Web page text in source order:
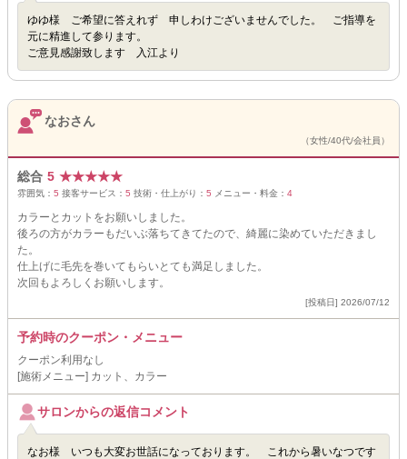
ゆゆ様 ご希望に答えれず 申しわけございませんでした。 ご指導を
元に精進して参ります。
ご意見感謝致します 入江より
なおさん
（女性/40代/会社員）
総合 5 ★★★★★
雰囲気： 5 接客サービス： 5 技術・仕上がり： 5 メニュー・料金： 4
カラーとカットをお願いしました。
後ろの方がカラーもだいぶ落ちてきてたので、綺麗に染めていただきまし
た。
仕上げに毛先を巻いてもらいとても満足しました。
次回もよろしくお願いします。
[投稿日] 2026/07/12
予約時のクーポン・メニュー
クーポン利用なし
[施術メニュー] カット、カラー
サロンからの返信コメント
なお様 いつも大変お世話になっております。 これから暑いなつです